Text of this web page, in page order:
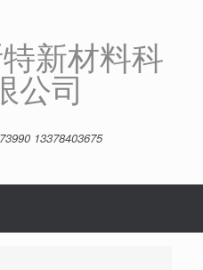
新材料科
公司
13378403675